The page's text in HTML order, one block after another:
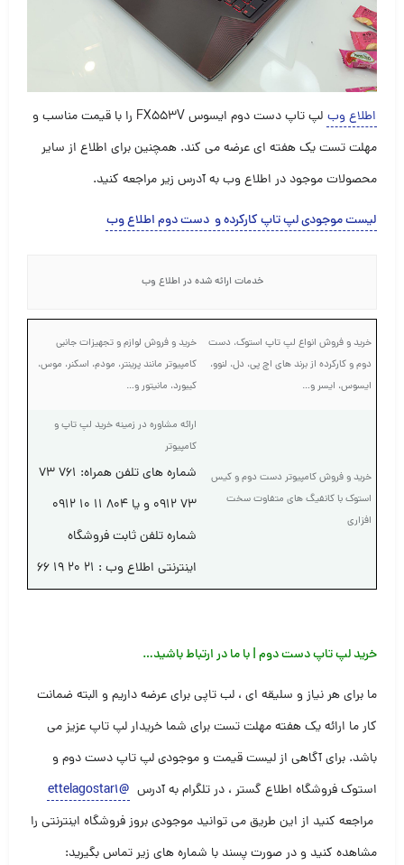
اطلاع وب
لپ تاپ دست دوم ایسوس FX553V را با قیمت مناسب و
مهلت تست یک هفته ای عرضه می کند. همچنین برای اطلاع از سایر
محصولات موجود در اطلاع وب به آدرس زیر مراجعه کنید.
لیست موجودی لپ تاپ کارکرده و دست دوم اطلاع وب
خدمات ارائه شده در اطلاع وب
خرید و فروش انواع لپ تاپ استوک، دست
دوم و کارکرده از برند های اچ پی، دل، لنوو،
ایسوس، ایسر و…
خرید و فروش لوازم و تجهیزات جانبی
کامپیوتر مانند پرینتر، مودم، اسکنر، موس،
کیبورد، مانیتور و…
خرید و فروش کامپیوتر دست دوم و کیس
استوک با کانفیگ های متفاوت سخت
افزاری
ارائه مشاوره در زمینه خرید لپ تاپ و
کامپیوتر
شماره های تلفن همراه: ۷۶۱ ۷۳
۷۳ ۰۹۱۲ و یا ۸۰۴ ۱۱ ۱۰ ۰۹۱۲
شماره تلفن ثابت فروشگاه
اینترنتی اطلاع وب : ۲۱ ۲۰ ۱۹ ۶۶
خرید لپ تاپ دست دوم| با ما در ارتباط باشید…
ما برای هر نیاز و سلیقه ای ، لب تاپی برای عرضه داریم و البته ضمانت
کار ما ارائه یک هفته مهلت تست برای شما خریدار لپ تاپ عزیز می
باشد. برای آگاهی از لیست قیمت و موجودی لپ تاپ دست دوم و
استوک فروشگاه اطلاع گستر ، در تلگرام به آدرس @ettelagostar1
مراجعه کنید از این طریق می توانید موجودی بروز فروشگاه اینترنتی را
مشاهده کنید و در صورت پسند با شماره های زیر تماس بگیرید: